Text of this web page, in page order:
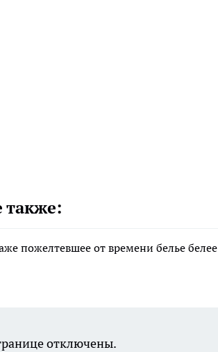
также:
пожелтевшее от времени белье белее
отключены.